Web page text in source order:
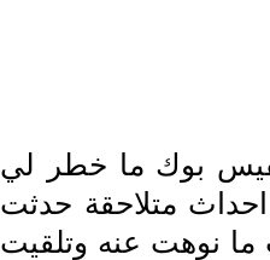
بوك ما خطر لي
متلاحقة حدثت
نوهت عنه وتلقيت